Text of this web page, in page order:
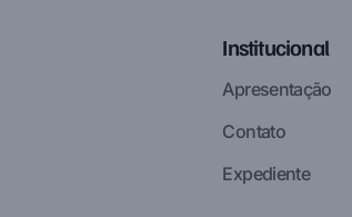
Institucional
Apresentação
Contato
Expediente